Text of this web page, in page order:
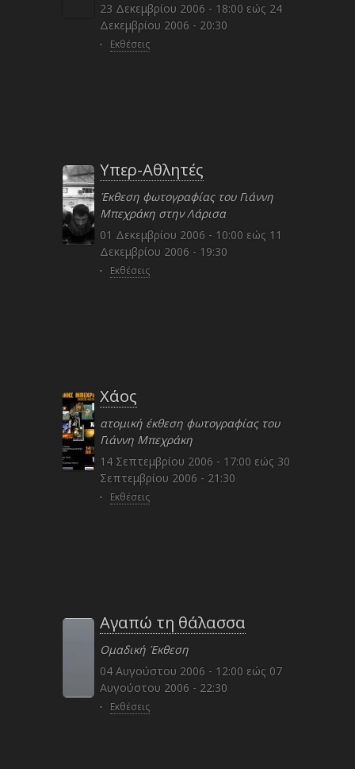
23 Δεκεμβρίου 2006 - 18:00 εώς 24
Δεκεμβρίου 2006 - 20:30
· Εκθέσεις
Υπερ-Αθλητές
Έκθεση φωτογραφίας του Γιάννη
Μπεχράκη στην Λάρισα
01 Δεκεμβρίου 2006 - 10:00 εώς 11
Δεκεμβρίου 2006 - 19:30
· Εκθέσεις
Χάος
ατομική έκθεση φωτογραφίας του
Γιάννη Μπεχράκη
14 Σεπτεμβρίου 2006 - 17:00 εώς 30
Σεπτεμβρίου 2006 - 21:30
· Εκθέσεις
Αγαπώ τη θάλασσα
Ομαδική Έκθεση
04 Αυγούστου 2006 - 12:00 εώς 07
Αυγούστου 2006 - 22:30
· Εκθέσεις